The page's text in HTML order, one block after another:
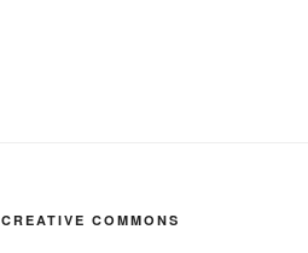
CREATIVE COMMONS